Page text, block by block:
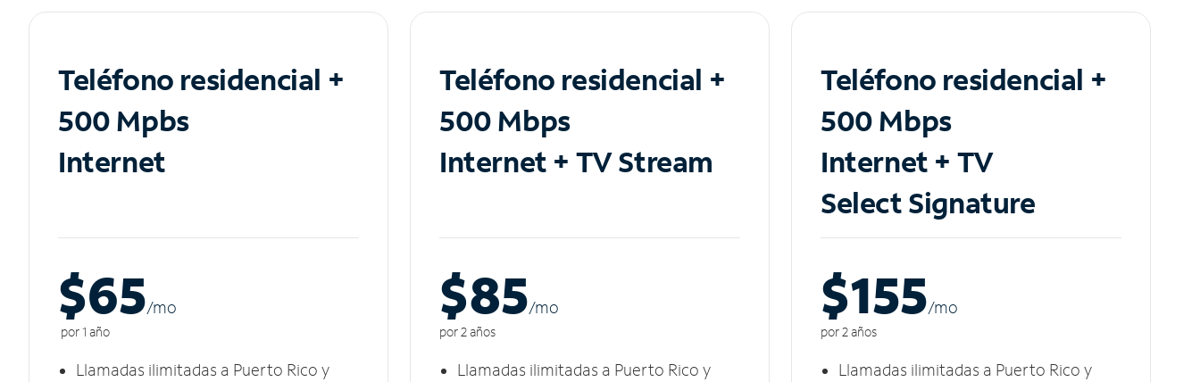
Teléfono residencial +
500 Mpbs
Internet
$65/mo
por 1 año
Llamadas ilimitadas a Puerto Rico y
Teléfono residencial +
500 Mbps
Internet + TV Stream
$85/mo
por 2 años
Llamadas ilimitadas a Puerto Rico y
Teléfono residencial +
500 Mbps
Internet + TV
Select Signature
$155/mo
por 2 años
Llamadas ilimitadas a Puerto Rico y